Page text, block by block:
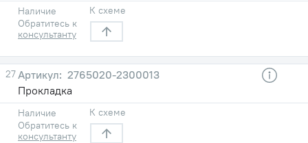
Наличие
Обратитесь к
консультанту
К схеме
27
2765020-2300013
Прокладка
Наличие
Обратитесь к
консультанту
К схеме